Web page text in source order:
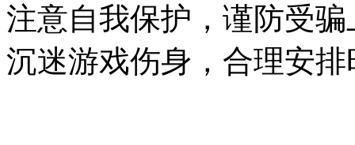
注意自我保护，谨防受
沉迷游戏伤身，合理安